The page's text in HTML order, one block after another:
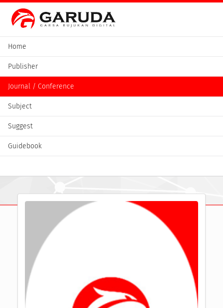
Home
Publisher
Journal / Conference
Subject
Suggest
Guidebook